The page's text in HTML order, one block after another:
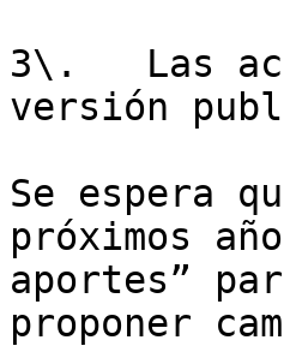
3\.   Las
versión
Se espera
próximos
aportes”
proponer